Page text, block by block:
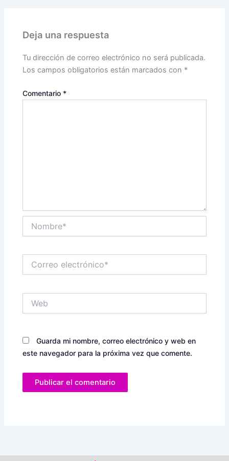
Deja una respuesta
Tu dirección de correo electrónico no será publicada.
Los campos obligatorios están marcados con *
Comentario *
electrónico*
Guarda mi nombre, correo electrónico y web en
este navegador para la próxima vez que comente.